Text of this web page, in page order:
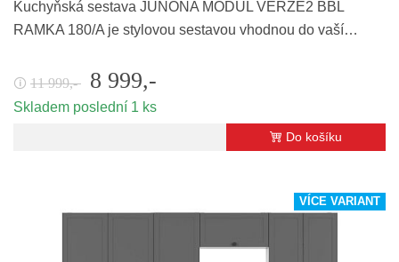
Kuchyňská sestava JUNONA MODUL VERZE2 BBL
RAMKA 180/A je stylovou sestavou vhodnou do vaší…
🛈 11 999,- 8 999,-
Skladem poslední 1 ks
Do košíku
VÍCE VARIANT